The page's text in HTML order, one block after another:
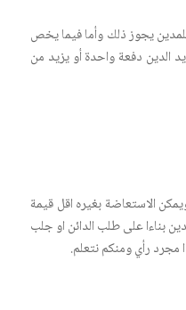
للمدين يجوز ذلك وأما فيما يخص
الدين دفعة واحدة أو يزيد من
الاستعاضة بغيره اقل قيمة
كذلك رفض البيع استدلالا ب٦٣ تنفيذ ويقرر اماحبس المدين بناءا على طلب الدائن او جلب